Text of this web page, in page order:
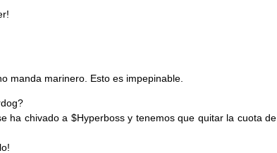
manda marinero. Esto es impepinable.
ha chivado a $Hyperboss y tenemos que quitar la cuota de